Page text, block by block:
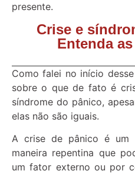
presente.
Crise e
Entenda
Como falei no início
sobre o que de fato é
síndrome do pânico,
elas não são iguais.
A crise de pânico é um
maneira repentina que
um fator externo ou por